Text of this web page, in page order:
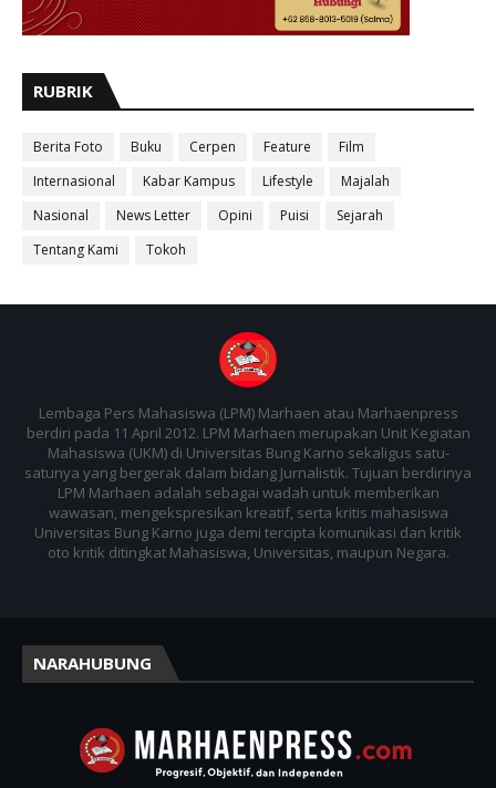
RUBRIK
Berita Foto Buku Cerpen Feature
Film
Internasional
Kabar Kampus Lifestyle
Majalah
Nasional
News Letter Opini Puisi
Sejarah
Tentang Kami
Tokoh
Lembaga Pers Mahasiswa (LPM) Marhaen atau Marhaenpress
berdiri pada 11 April 2012. LPM Marhaen merupakan Unit Kegiatan
Mahasiswa (UKM) di Universitas Bung Karno sekaligus satu-
satunya yang bergerak dalam bidang Jurnalistik. Tujuan berdirinya
LPM Marhaen adalah sebagai wadah untuk memberikan
wawasan, mengekspresikan kreatif, serta kritis mahasiswa
Universitas Bung Karno juga demi tercipta komunikasi dan kritik
oto kritik ditingkat Mahasiswa, Universitas, maupun Negara.
NARAHUBUNG